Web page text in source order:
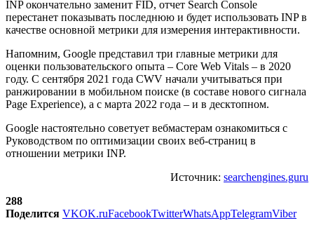
INP окончательно заменит FID, отчет Search Console
перестанет показывать последнюю и будет использовать INP в
качестве основной метрики для измерения интерактивности.
Напомним, Google представил три главные метрики для
оценки пользовательского опыта – Core Web Vitals – в 2020
году. С сентября 2021 года CWV начали учитываться при
ранжировании в мобильном поиске (в составе нового сигнала
Page Experience), а с марта 2022 года – и в десктопном.
Google настоятельно советует вебмастерам ознакомиться с
Руководством по оптимизации своих веб-страниц в
отношении метрики INP.
Источник: searchengines.guru
288
Поделится VKOK.ruFacebookTwitterWhatsAppTelegramViber